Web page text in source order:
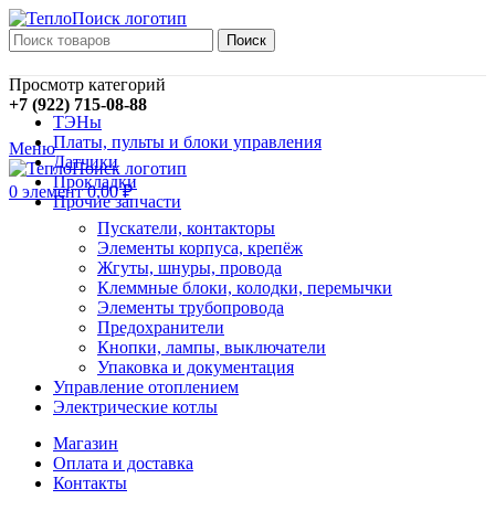
Поиск
+7 (922) 715-08-88
Меню
0 элемент 0,00₽
Просмотр категорий
ТЭНы
Платы, пульты и блоки управления
Датчики
Прокладки
Прочие запчасти
Пускатели, контакторы
Элементы корпуса, крепёж
Жгуты, шнуры, провода
Клеммные блоки, колодки, перемычки
Элементы трубопровода
Предохранители
Кнопки, лампы, выключатели
Упаковка и документация
Управление отоплением
Электрические котлы
Магазин
Оплата и доставка
Контакты